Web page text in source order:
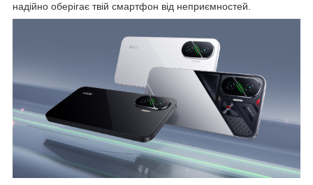
надійно оберігає твій смартфон від неприємностей.